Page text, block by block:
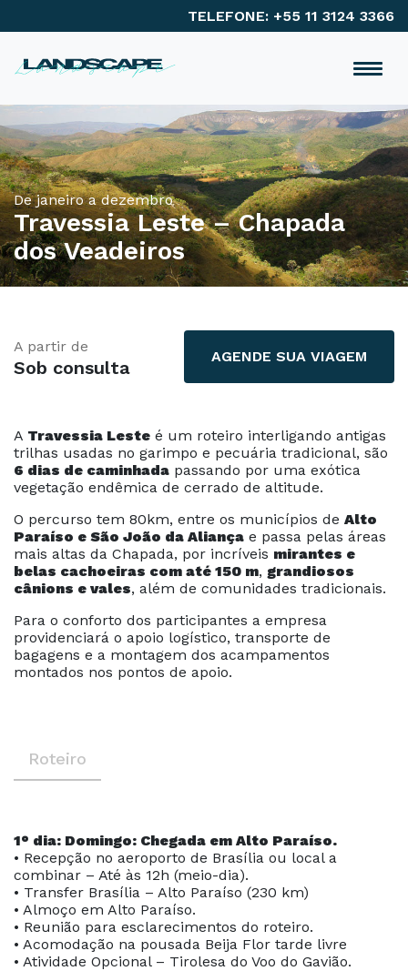
TELEFONE: +55 11 3124 3366
De janeiro a dezembro
Travessia Leste – Chapada
dos Veadeiros
A partir de
Sob consulta AGENDE SUA VIAGEM
A Travessia Leste é um roteiro interligando antigas
trilhas usadas no garimpo e pecuária tradicional, são
6 dias de caminhada passando por uma exótica
vegetação endêmica de cerrado de altitude.
O percurso tem 80km, entre os municípios de Alto
Paraíso e São João da Aliança e passa pelas áreas
mais altas da Chapada, por incríveis mirantes e
belas cachoeiras com até 150 m, grandiosos
cânions e vales, além de comunidades tradicionais.
Para o conforto dos participantes a empresa
providenciará o apoio logístico, transporte de
bagagens e a montagem dos acampamentos
montados nos pontos de apoio.
Roteiro
1° dia: Domingo: Chegada em Alto Paraíso.
• Recepção no aeroporto de Brasília ou local a
combinar – Até às 12h (meio-dia).
• Transfer Brasília – Alto Paraíso (230 km)
• Almoço em Alto Paraíso.
• Reunião para esclarecimentos do roteiro.
• Acomodação na pousada Beija Flor tarde livre
• Atividade Opcional – Tirolesa do Voo do Gavião.